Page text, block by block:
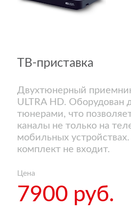
ТВ-приставка
Двухтюнерный
ULTRA HD. Оборудован
тюнерами, что
каналы не только на
мобильных
комплект не входит.
Цена
7900 руб.